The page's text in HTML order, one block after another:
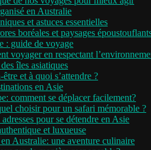
en Australie
et astuces essentielles
boréales et paysages
: guide de voyage
voyager en respectant
îles asiatiques
et à quoi s’attendre ?
en Asie
comment se déplacer facilement?
choisir pour un safari mémorable ?
pour se détendre en Asie
et luxueuse
Australie: une aventure culinaire